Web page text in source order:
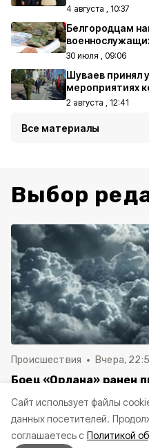
Cайт использует файлы
данных посетителей.
соглашаетесь с Политикой
4 августа , 10:37
Белгородцам
30 июля , 09:06
Шуваев принял
мероприятиях
2 августа , 12:41
Все материалы
Выбор
Происшествия Вчера,
Боец «Орлана» ранен
Шебекино